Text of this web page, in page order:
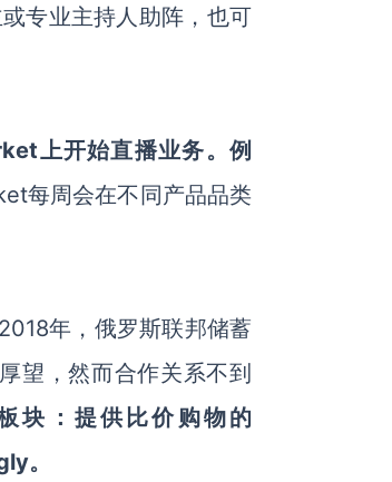
专业主持人助阵，也可
上开始直播业务。例
每周会在不同产品品类
年，俄罗斯联邦储蓄
望，然而合作关系不到
块：提供比价购物的
。